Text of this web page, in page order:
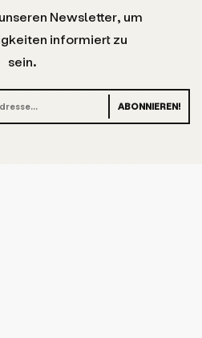
Newsletter, um
informiert zu
sein.
ABONNIEREN!